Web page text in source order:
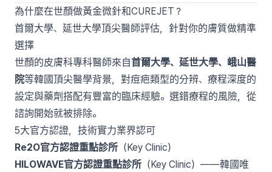
為什麼在世顏做黃金微針和CUREJET？
首爾大學、延世大學頂尖醫師評估，針對你的膚質做精準
選擇
世顏的皮膚科專科醫師來自首爾大學、延世大學、峨山醫
院等韓國頂尖醫學背景，對痘疤類型的分辨、療程深度的
設定與藥劑搭配有豐富的臨床經驗。選錯療程的風險，從
諮詢開始就被排除。
5大官方認證，技術實力業界認可
Re2O官方認證重點診所 （Key Clinic）
HILOWAVE官方認證重點診所 （Key Clinic）——韓國唯